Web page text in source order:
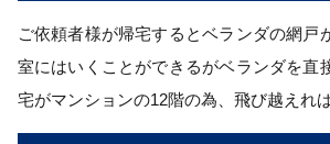
ご依頼者様が帰宅するとベランダの網
室にはいくことができるがベランダを直
宅がマンションの12階の為、飛び越えれ